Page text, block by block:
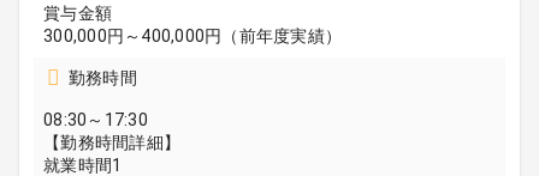
賞与金額
300,000円～400,000円（前年度実績）
勤務時間
08:30～17:30
【勤務時間詳細】
就業時間1